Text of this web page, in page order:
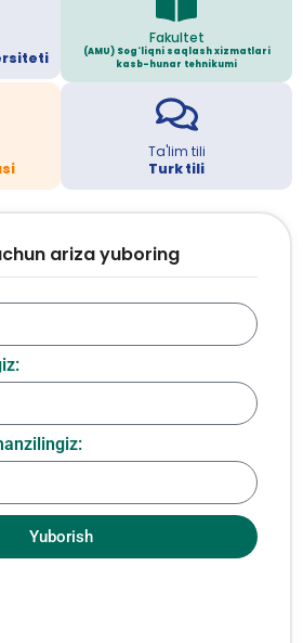
Fakultet
(AMU) Sog'liqni saqlash xizmatlari
kasb-hunar tehnikumi
Ta'lim tili
Turk tili
Yuborish
ariza yuboring